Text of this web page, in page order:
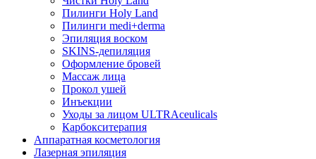
Пилинги Holy Land
Пилинги medi+derma
Эпиляция воском
SKINS-депиляция
Оформление бровей
Массаж лица
Прокол ушей
Инъекции
Уходы за лицом ULTRAceulicals
Карбокситерапия
Аппаратная косметология
Лазерная эпиляция